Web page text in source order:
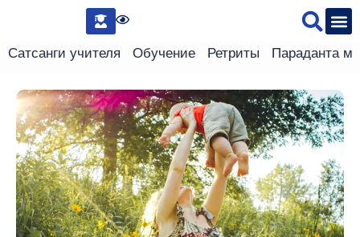
Сатсанги учителя Обучение Ретриты Параданта